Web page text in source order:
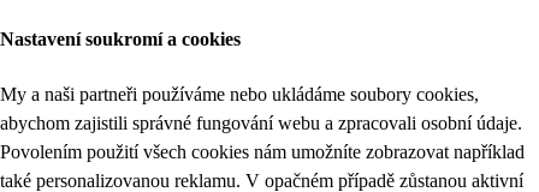
Nastavení soukromí a cookies
My a naši partneři používáme nebo ukládáme soubory cookies,
abychom zajistili správné fungování webu a zpracovali osobní údaje.
Povolením použití všech cookies nám umožníte zobrazovat například
také personalizovanou reklamu. V opačném případě zůstanou aktivní